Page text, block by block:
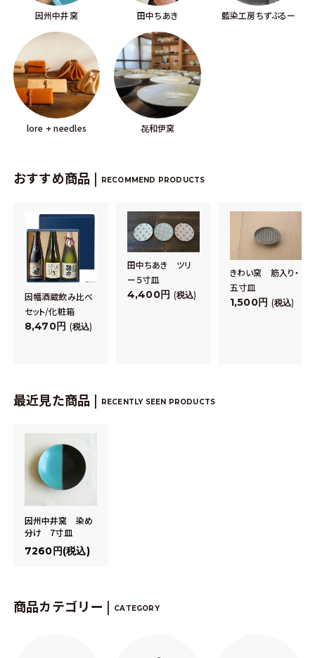
因州中井窯 田中ちあき 藍染工房ちずぶるー
lore + needles 㐂和伊窯
おすすめ商品 | RECOMMEND PRODUCTS
因幡酒蔵飲み比べ
セット/化粧箱
8,470 税込
田中ちあき ツリ
ー５寸皿
4,400 税込
きわい窯 筋入り・
五寸皿
1,500 税込
最近見た商品 | RECENTLY SEEN PRODUCTS
因州中井窯 染め
分け 7寸皿
7260円(税込)
商品カテゴリー | CATEGORY